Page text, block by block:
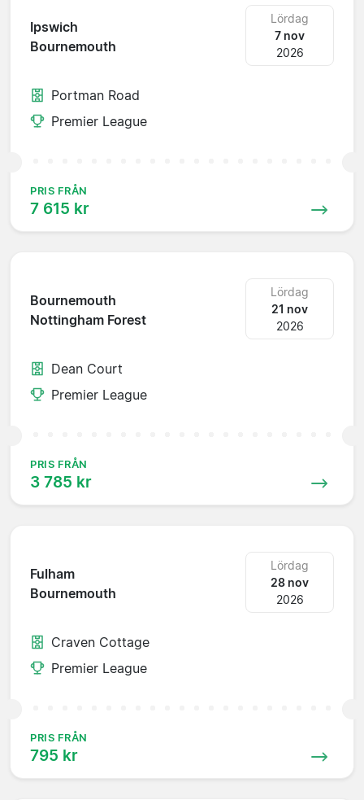
Ipswich
Bournemouth
Lördag
7 nov
2026
Portman Road
Premier League
PRIS FRÅN
7 615 kr
Bournemouth
Nottingham Forest
Lördag
21 nov
2026
Dean Court
Premier League
PRIS FRÅN
3 785 kr
Fulham
Bournemouth
Lördag
28 nov
2026
Craven Cottage
Premier League
PRIS FRÅN
795 kr